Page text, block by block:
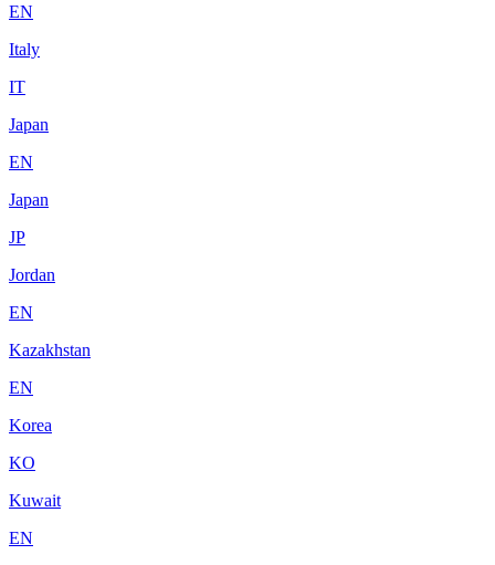
EN
Italy
IT
Japan
EN
Japan
JP
Jordan
EN
Kazakhstan
EN
Korea
KO
Kuwait
EN